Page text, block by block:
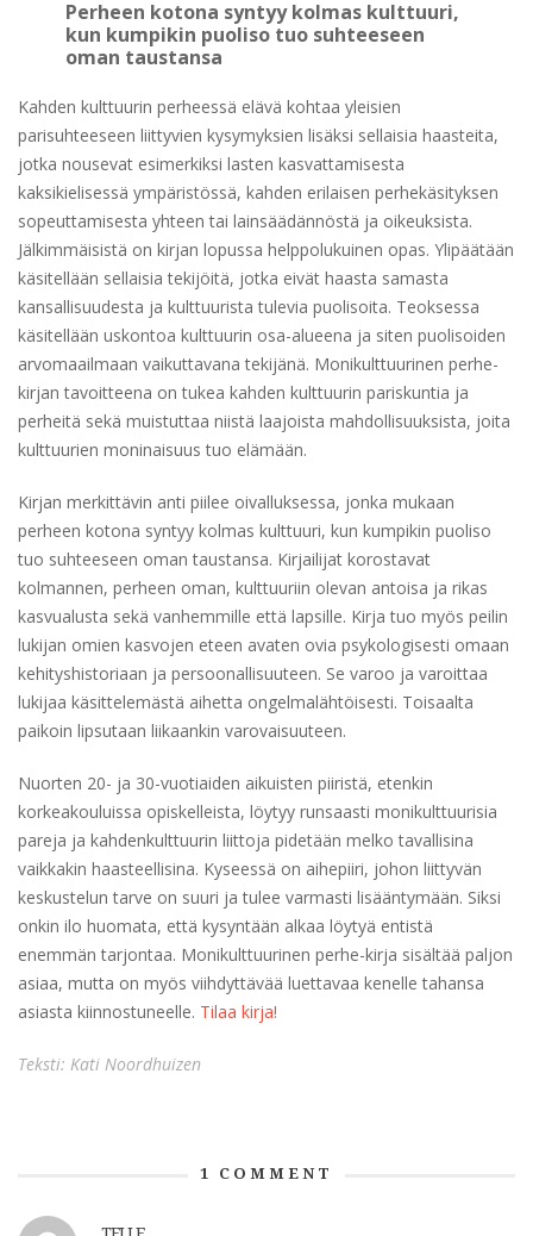
Perheen kotona syntyy kolmas kulttuuri,
kun kumpikin puoliso tuo suhteeseen
oman taustansa
Kahden kulttuurin perheessä elävä kohtaa yleisien
parisuhteeseen liittyvien kysymyksien lisäksi sellaisia haasteita,
jotka nousevat esimerkiksi lasten kasvattamisesta
kaksikielisessä ympäristössä, kahden erilaisen perhekäsityksen
sopeuttamisesta yhteen tai lainsäädännöstä ja oikeuksista.
Jälkimmäisistä on kirjan lopussa helppolukuinen opas. Ylipäätään
käsitellään sellaisia tekijöitä, jotka eivät haasta samasta
kansallisuudesta ja kulttuurista tulevia puolisoita. Teoksessa
käsitellään uskontoa kulttuurin osa-alueena ja siten puolisoiden
arvomaailmaan vaikuttavana tekijänä. Monikulttuurinen perhe-
kirjan tavoitteena on tukea kahden kulttuurin pariskuntia ja
perheitä sekä muistuttaa niistä laajoista mahdollisuuksista, joita
kulttuurien moninaisuus tuo elämään.
Kirjan merkittävin anti piilee oivalluksessa, jonka mukaan
perheen kotona syntyy kolmas kulttuuri, kun kumpikin puoliso
tuo suhteeseen oman taustansa. Kirjailijat korostavat
kolmannen, perheen oman, kulttuuriin olevan antoisa ja rikas
kasvualusta sekä vanhemmille että lapsille. Kirja tuo myös peilin
lukijan omien kasvojen eteen avaten ovia psykologisesti omaan
kehityshistoriaan ja persoonallisuuteen. Se varoo ja varoittaa
lukijaa käsittelemästä aihetta ongelmalähtöisesti. Toisaalta
paikoin lipsutaan liikaankin varovaisuuteen.
Nuorten 20- ja 30-vuotiaiden aikuisten piiristä, etenkin
korkeakouluissa opiskelleista, löytyy runsaasti monikulttuurisia
pareja ja kahdenkulttuurin liittoja pidetään melko tavallisina
vaikkakin haasteellisina. Kyseessä on aihepiiri, johon liittyvän
keskustelun tarve on suuri ja tulee varmasti lisääntymään. Siksi
onkin ilo huomata, että kysyntään alkaa löytyä entistä
enemmän tarjontaa. Monikulttuurinen perhe-kirja sisältää paljon
asiaa, mutta on myös viihdyttävää luettavaa kenelle tahansa
asiasta kiinnostuneelle. Tilaa kirja!
Teksti: Kati Noordhuizen
1 COMMENT